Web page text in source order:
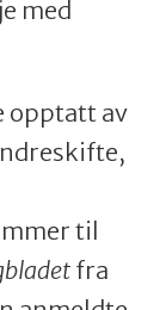
med
opptatt av
til
fra